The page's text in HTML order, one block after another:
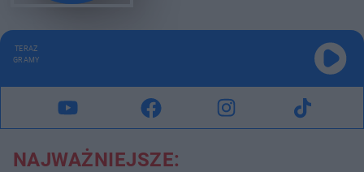
TERAZ
GRAMY
NAJWAŻNIEJSZE: